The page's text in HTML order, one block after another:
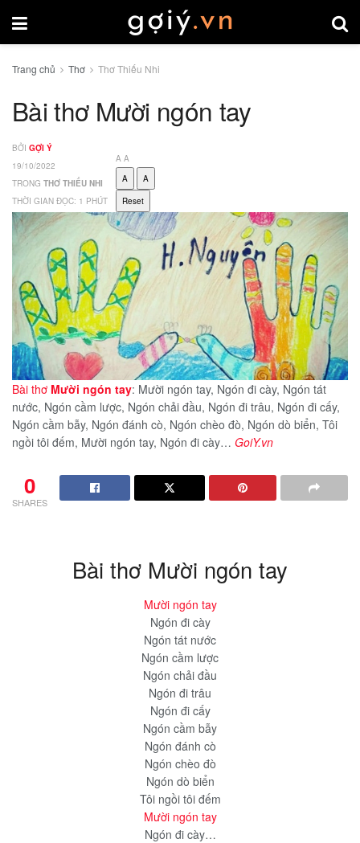
Trang chủ Thơ Thơ Thiếu Nhi
Bài thơ Mười ngón tay
BỞI GỢI Ý
19/10/2022
TRONG THƠ THIẾU NHI
THỜI GIAN ĐỌC: 1 PHÚT
A A
A
A
Reset
Bài thơ Mười ngón tay: Mười ngón tay, Ngón đi cày, Ngón tát
nước, Ngón cầm lược, Ngón chải đầu, Ngón đi trâu, Ngón đi cấy,
Ngón cầm bẫy, Ngón đánh cò, Ngón chèo đò, Ngón dò biển, Tôi
ngồi tôi đếm, Mười ngón tay, Ngón đi cày… GoiY.vn
0
SHARES
Bài thơ Mười ngón tay
Mười ngón tay
Ngón đi cày
Ngón tát nước
Ngón cầm lược
Ngón chải đầu
Ngón đi trâu
Ngón đi cấy
Ngón cầm bẫy
Ngón đánh cò
Ngón chèo đò
Ngón dò biển
Tôi ngồi tôi đếm
Mười ngón tay
Ngón đi cày…